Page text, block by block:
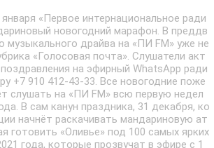
«Первое интернациональное ради
новогодний марафон. В преддв
музыкального драйва на «ПИ FM» уже не
«Голосовая почта». Слушатели акт
на эфирный WhatsApp ради
+7 910 412-43-33. Все новогодние поже
слушать на «ПИ FM» всю первую недел
В сам канун праздника, 31 декабря, ко
начнёт раскачивать мандариновую ат
готовить «Оливье» под 100 самых ярких
года, которые прозвучат в эфире с 1